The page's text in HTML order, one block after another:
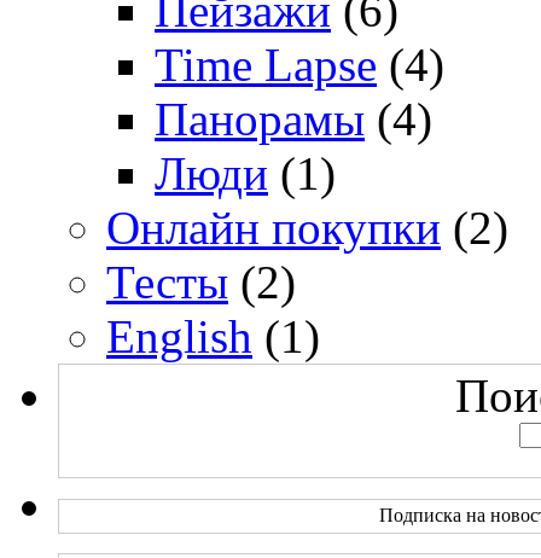
Пейзажи (6)
Time Lapse (4)
Панорамы (4)
Люди (1)
Онлайн покупки (2)
Тесты (2)
English (1)
Подписка на